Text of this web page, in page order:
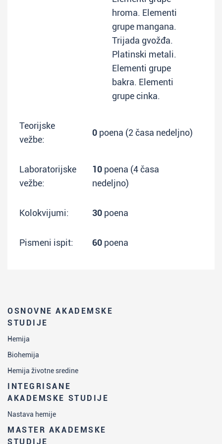
OSNOVNE AKADEMSKE
STUDIJE
Hemija
Biohemija
Hemija životne sredine
INTEGRISANE
AKADEMSKE STUDIJE
Nastava hemije
MASTER AKADEMSKE
STUDIJE
hroma. Elementi
grupe mangana.
Trijada gvožđa.
Platinski metali.
Elementi grupe
bakra. Elementi
grupe cinka.
Teorijske
vežbe:
0 poena (2 časa nedeljno)
Laboratorijske
vežbe:
10 poena (4 časa
nedeljno)
Kolokvijumi: 30 poena
Pismeni ispit: 60 poena